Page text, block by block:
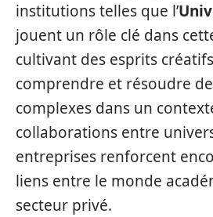
institutions telles que l’
jouent un rôle clé dans
cultivant des esprits
comprendre et résoudre
complexes dans un
collaborations entre
entreprises renforcent
liens entre le monde
secteur privé.